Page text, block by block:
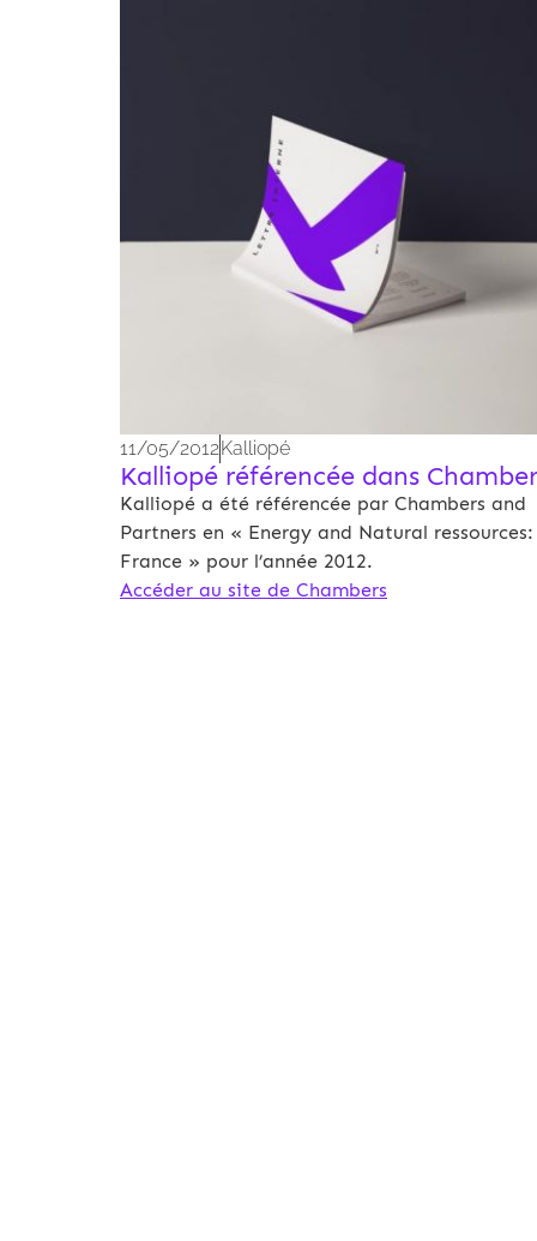
11/05/2012Kalliopé
Kalliopé référencée dans
Kalliopé a été référencée par Chambers and
Partners en « Energy and Natural ressources:
France » pour l’année 2012.
Accéder au site de Chambers